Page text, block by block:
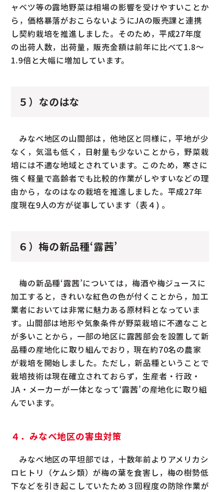
ャベツ等の露地野菜は相場の影響を受けやすいことか
ら，価格暴落がおこらないようにJAの販売課と連携
し契約栽培を推進しました。そのため，平成27年度
の出荷人数，出荷量，販売金額は前年に比べて1.8〜
1.9倍と大幅に増加しています。
５）なのはな
みなべ地区の山間部は，他地区と同様に，平地が少
なく，気温も低く，日射量も少ないことから，野菜栽
培には不適な地域とされています。このため，寒さに
強く軽量で高齢者でも比較的作業がしやすいなどの理
由から，なのはなの栽培を推進しました。平成27年
度現在9人の方が従事しています（表４) 。
６）梅の新品種‘露茜’
梅の新品種‘露茜’については，梅酒や梅ジュースに
加工すると，きれいな紅色の色が付くことから，加工
業者においては非常に魅力ある原材料となっていま
す。山間部は地形や気象条件が野菜栽培に不適なこと
が多いことから，一部の地区に露茜部会を設置して新
品種の産地化に取り組んでおり，現在約70名の農家
が栽培を開始しました。ただし，新品種ということで
栽培技術は現在確立されておらず，生産者・行政・
JA・メーカーが一体となって‘露茜’の産地化に取り組
んでいます。
４．みなべ地区の害虫対策
みなべ地区の平坦部では，十数年前よりアメリカシ
ロヒトリ（ケムシ類）が梅の葉を食害し，梅の樹勢低
下などを引き起こしていたため３回程度の防除作業が